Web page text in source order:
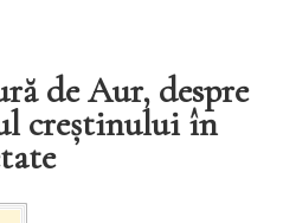
de Aur, despre
creștinului în